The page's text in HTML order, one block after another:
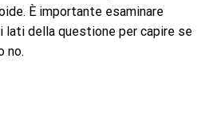
È importante esaminare
della questione per capire se
no.